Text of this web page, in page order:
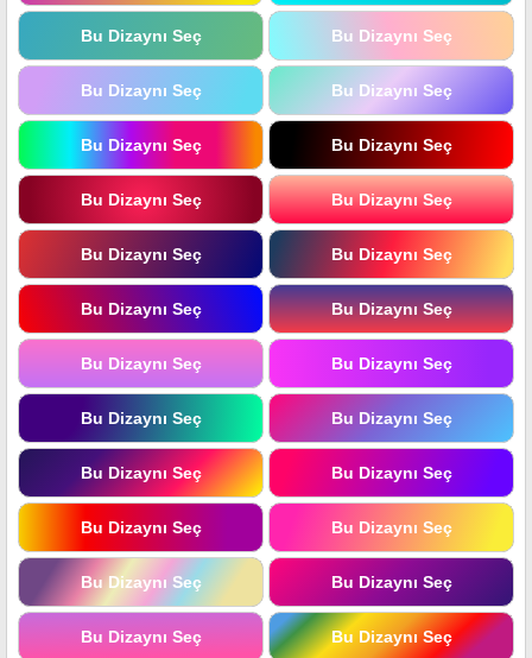
Bu Dizaynı Seç Bu Dizaynı Seç
Bu Dizaynı Seç Bu Dizaynı Seç
Bu Dizaynı Seç Bu Dizaynı Seç
Bu Dizaynı Seç Bu Dizaynı Seç
Bu Dizaynı Seç Bu Dizaynı Seç
Bu Dizaynı Seç Bu Dizaynı Seç
Bu Dizaynı Seç Bu Dizaynı Seç
Bu Dizaynı Seç Bu Dizaynı Seç
Bu Dizaynı Seç Bu Dizaynı Seç
Bu Dizaynı Seç Bu Dizaynı Seç
Bu Dizaynı Seç Bu Dizaynı Seç
Bu Dizaynı Seç Bu Dizaynı Seç